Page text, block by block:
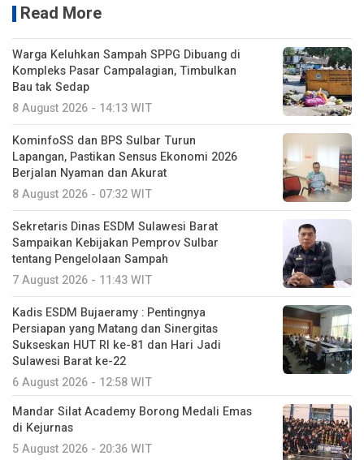
Read More
Warga Keluhkan Sampah SPPG Dibuang di
Kompleks Pasar Campalagian, Timbulkan
Bau tak Sedap
8 August 2026 - 14:13 WIT
KominfoSS dan BPS Sulbar Turun
Lapangan, Pastikan Sensus Ekonomi 2026
Berjalan Nyaman dan Akurat
8 August 2026 - 07:32 WIT
Sekretaris Dinas ESDM Sulawesi Barat
Sampaikan Kebijakan Pemprov Sulbar
tentang Pengelolaan Sampah
7 August 2026 - 11:43 WIT
Kadis ESDM Bujaeramy : Pentingnya
Persiapan yang Matang dan Sinergitas
Sukseskan HUT RI ke-81 dan Hari Jadi
Sulawesi Barat ke-22
6 August 2026 - 12:58 WIT
Mandar Silat Academy Borong Medali Emas
di Kejurnas
5 August 2026 - 20:36 WIT